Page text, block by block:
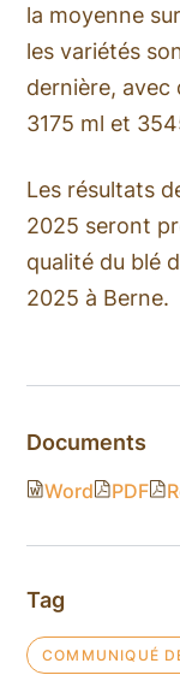
la moyenne
les variétés
dernière, avec
3175 ml et
Les résultats
2025 seront
qualité du blé
2025 à Berne.
Documents
Word PDF
Tag
COMMUNIQUÉ